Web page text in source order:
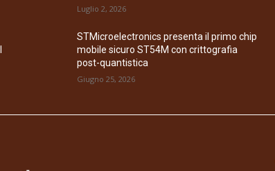
Luglio 2, 2026
STMicroelectronics presenta il primo chip
mobile sicuro ST54M con crittografia
post-quantistica
Giugno 25, 2026